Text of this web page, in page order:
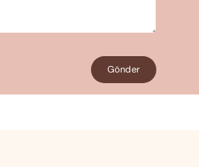
Gönder